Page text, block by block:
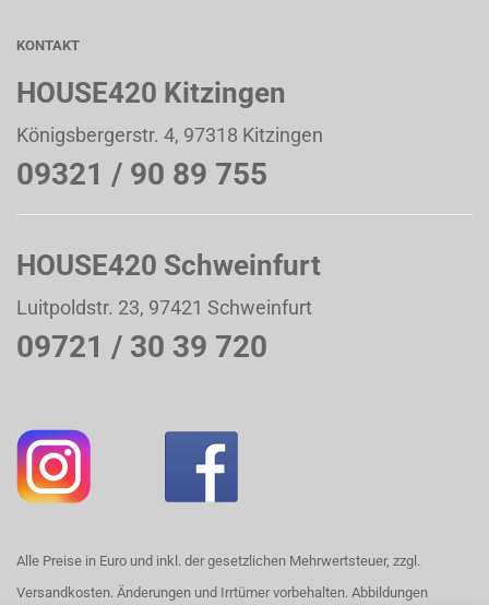
KONTAKT
HOUSE420 Kitzingen
Königsbergerstr. 4, 97318 Kitzingen
09321 / 90 89 755
HOUSE420 Schweinfurt
Luitpoldstr. 23, 97421 Schweinfurt
09721 / 30 39 720
Alle Preise in Euro und inkl. der gesetzlichen Mehrwertsteuer, zzgl.
Versandkosten. Änderungen und Irrtümer vorbehalten. Abbildungen